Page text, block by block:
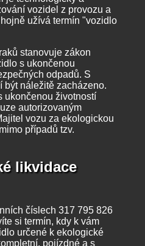
vozidel z provozu a
užívá termín "vozidlo
stanovuje zákon
s ukončenou
odpadů. S
být náležitě zacházeno.
ukončenou životností
autorizovaným
vozu za ekologickou
případů tzv.
likvidace
číslech 317 795 826
si termín, kdy k vám
určené k ekologické
pojízdné a s